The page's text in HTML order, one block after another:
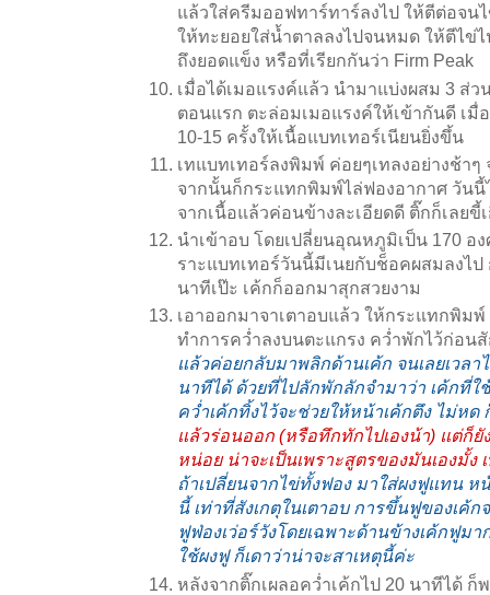
แล้วใส่ครีมออฟทาร์ทาร์ลงไป ให้ตีต่อจน
ให้ทะยอยใส่น้ำตาลลงไปจนหมด ให้ตีไข่
ถึงยอดแข็ง หรือที่เรียกกันว่า Firm Peak
เมื่อได้เมอแรงค์แล้ว นำมาแบ่งผสม 3 ส่ว
ตอนแรก ตะล่อมเมอแรงค์ให้เข้ากันดี เ
10-15 ครั้งให้เนื้อแบทเทอร์เนียนยิ่งขึ้น
เทแบทเทอร์ลงพิมพ์ ค่อยๆเทลงอย่างช้า
จากนั้นก็กระแทกพิมพ์ไล่ฟองอากาศ วัน
จากเนื้อแล้วค่อนข้างละเอียดดี ติ๊กก็เลยขี้
นำเข้าอบ โดยเปลี่ยนอุณหภูมิเป็น 170 อ
ราะแบทเทอร์วันนี้มีเนยกับช็อคผสมลงไป
นาทีเป๊ะ เค้กก็ออกมาสุกสวยงาม
เอาออกมาจาเตาอบแล้ว ให้กระแทกพิมพ์
ทำการคว่ำลงบนตะแกรง คว่ำพักไว้ก่อน
แล้วค่อยกลับมาพลิกด้านเค้ก จนเลยเวลาไ
นาทีได้ ด้วยที่ไปลักพักลักจำมาว่า เค้กที่ใ
คว่ำเค้กทิ้งไว้จะช่วยให้หน้าเค้กตึง ไม่หด
แล้วร่อนออก (หรือทึกทักไปเองน้า) แต่ก็
หน่อย น่าจะเป็นเพราะสูตรของมันเองมั้
ถ้าเปลี่ยนจากไข่ทั้งฟอง มาใส่ผงฟูแทน ห
นี้ เท่าที่สังเกตุในเตาอบ การขึ้นฟูของเค้
ฟูฟ่องเว่อร์วังโดยเฉพาะด้านข้างเค้กฟูม
ใช้ผงฟู ก็เดาว่าน่าจะสาเหตุนี้ค่ะ
หลังจากติ๊กเผลอคว่ำเค้กไป 20 นาทีได้